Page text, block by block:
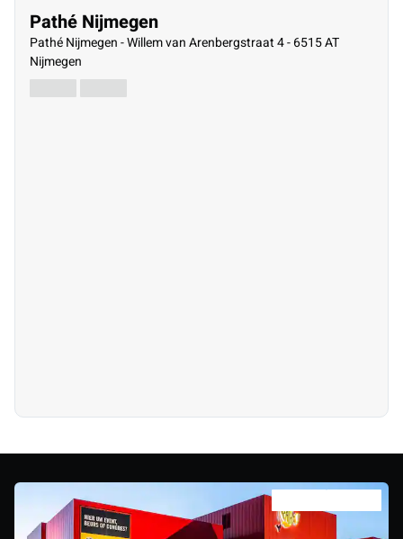
Pathé Nijmegen
Pathé Nijmegen - Willem van Arenbergstraat 4 - 6515 AT
Nijmegen